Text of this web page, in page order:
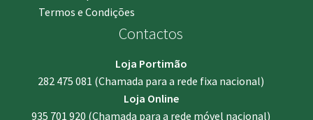
Termos e Condições
Contactos
Loja Portimão
282 475 081 (Chamada para a rede fixa nacional)
Loja Online
935 701 920 (Chamada para a rede móvel nacional)